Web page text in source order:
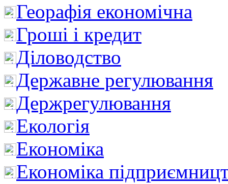
Георафія економічна
Гроші і кредит
Діловодство
Державне регулювання
Держрегулювання
Екологія
Економіка
Економіка